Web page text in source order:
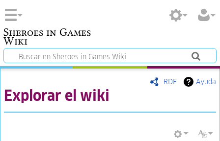
Sheroes in Games
Wiki
RDF Ayuda
Explorar el wiki